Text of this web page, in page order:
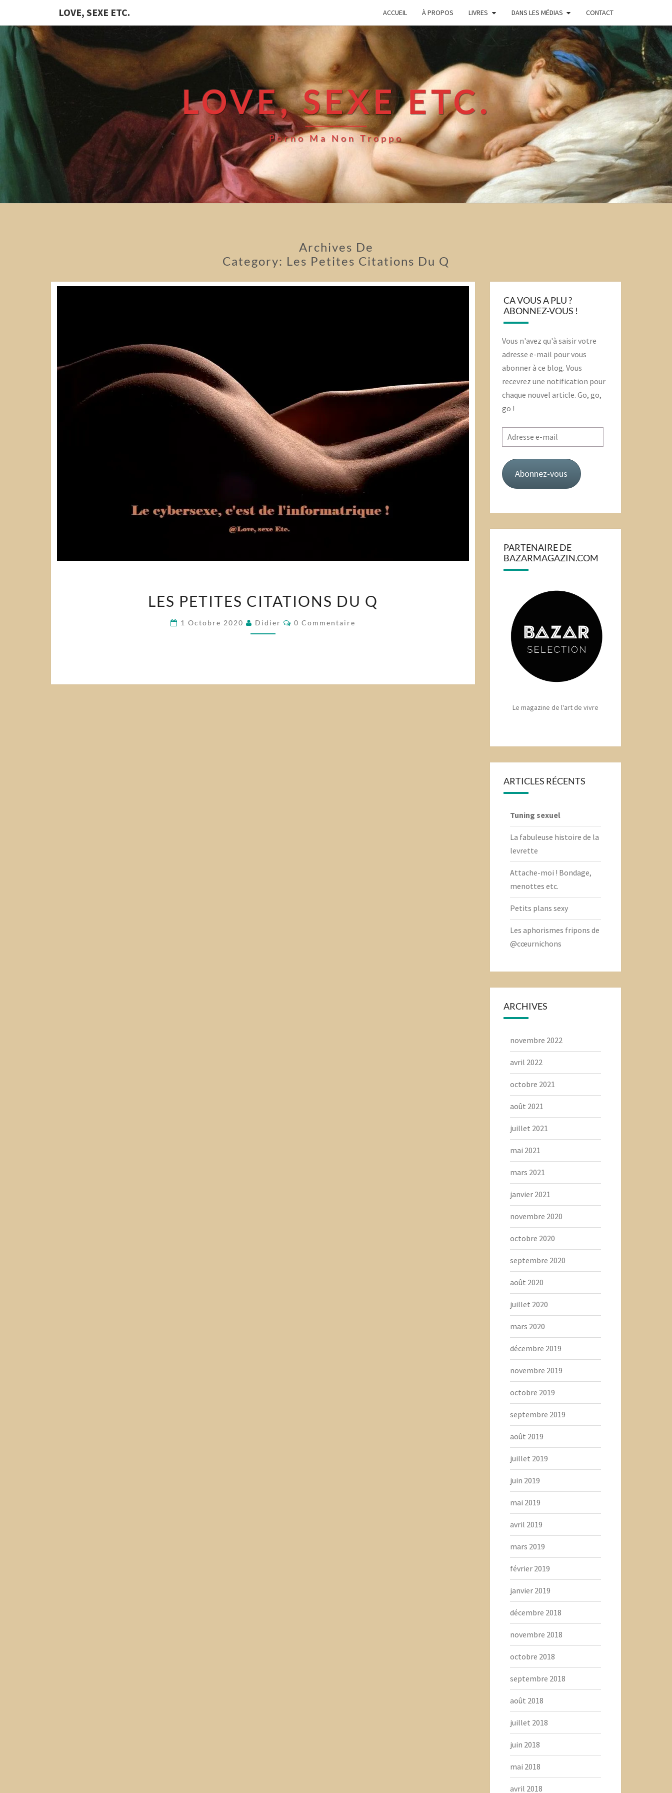
LOVE, SEXE ETC. ACCUEIL À PROPOS LIVRES DANS LES MÉDIAS CONTACT
LOVE, SEXE ETC.
Porno Ma Non Troppo
Archives De
Category: Les Petites Citations Du Q
PETITES
CITATIONS
DU
LES PETITES CITATIONS DU Q
1 Octobre 2020 Didier Commentaires
0 Commentaire
CA VOUS A PLU ?
ABONNEZ-VOUS !
Vous n'avez qu'à saisir votre
adresse e-mail pour vous
abonner à ce blog. Vous
recevrez une notification pour
chaque nouvel article. Go, go,
go !
Adresse
e-
mail
Abonnez-vous
PARTENAIRE DE
BAZARMAGAZIN.COM
Le magazine de l'art de vivre
ARTICLES RÉCENTS
Tuning sexuel
La fabuleuse histoire de la
levrette
Attache-moi ! Bondage,
menottes etc.
Petits plans sexy
Les aphorismes fripons de
@cœurnichons
ARCHIVES
novembre 2022
avril 2022
octobre 2021
août 2021
juillet 2021
mai 2021
mars 2021
janvier 2021
novembre 2020
octobre 2020
septembre 2020
août 2020
juillet 2020
mars 2020
décembre 2019
novembre 2019
octobre 2019
septembre 2019
août 2019
juillet 2019
juin 2019
mai 2019
avril 2019
mars 2019
février 2019
janvier 2019
décembre 2018
novembre 2018
octobre 2018
septembre 2018
août 2018
juillet 2018
juin 2018
mai 2018
avril 2018